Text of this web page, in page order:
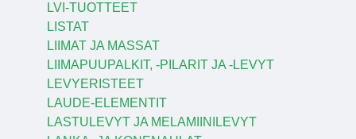
LVI-TUOTTEET
LISTAT
LIIMAT JA MASSAT
LIIMAPUUPALKIT, -PILARIT JA -LEVYT
LEVYERISTEET
LAUDE-ELEMENTIT
LASTULEVYT JA MELAMIINILEVYT